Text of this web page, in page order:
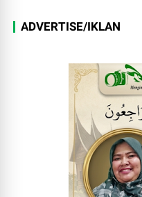
ADVERTISE/IKLAN